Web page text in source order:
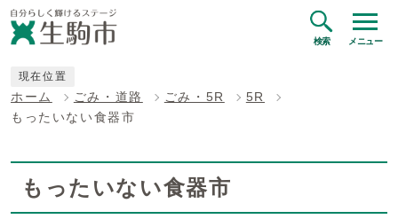
検索 メニュー
現在位置
ホーム ごみ・道路 ごみ・5R
5R
もったいない食器市
もったいない食器市